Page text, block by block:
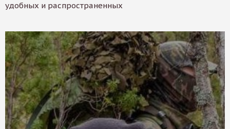
удобных и распространенных